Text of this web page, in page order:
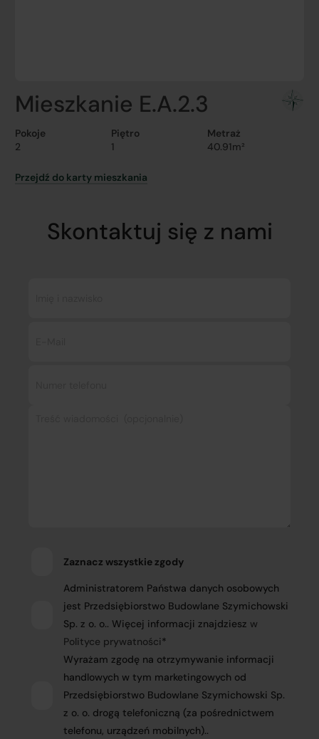
Mieszkanie E.A.2.3
Pokoje
2
Piętro
1
Metraż
40.91m²
Przejdź do karty mieszkania
Skontaktuj się z nami
Zaznacz wszystkie zgody
Administratorem Państwa danych osobowych
jest Przedsiębiorstwo Budowlane Szymichowski
Sp. z o. o.. Więcej informacji znajdziesz w
Polityce prywatności*
Wyrażam zgodę na otrzymywanie informacji
handlowych w tym marketingowych od
Przedsiębiorstwo Budowlane Szymichowski Sp.
z o. o. drogą telefoniczną (za pośrednictwem
telefonu, urządzeń mobilnych)..